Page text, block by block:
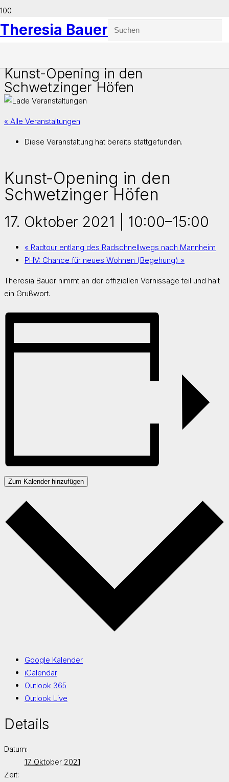
Theresia Bauer
Kunst-Opening in den
Schwetzinger Höfen
« Alle Veranstaltungen
Diese Veranstaltung hat bereits stattgefunden.
Kunst-Opening in den
Schwetzinger Höfen
17. Oktober 2021 | 10:00–15:00
« Radtour entlang des Radschnellwegs nach Mannheim
PHV: Chance für neues Wohnen (Begehung) »
Theresia Bauer nimmt an der offiziellen Vernissage teil und hält
ein Grußwort.
Zum Kalender hinzufügen
Google Kalender
iCalendar
Outlook 365
Outlook Live
Details
Datum:
17. Oktober 2021
Zeit: